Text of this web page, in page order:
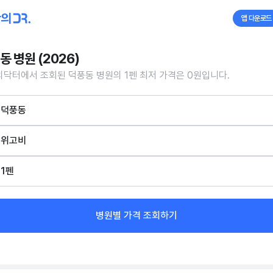
앱 다운로드
병원 (2026)
닥터에서 조회된 덕풍동 병원의 1펜 최저 가격은 0원입니다.
덕풍동
위고비
1펜
병원별 가격 조회하기